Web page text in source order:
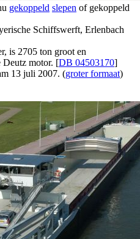
gekoppeld slepen of gekoppeld
Schiffswerft, Erlenbach
is 2705 ton groot en
Deutz motor. [DB 04503170]
13 juli 2007. (groter formaat)